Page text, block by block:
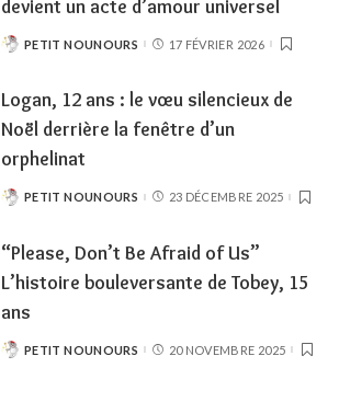
devient un acte d’amour universel
POSTEDPETIT NOUNOURS 17 FÉVRIER 2026
Logan, 12 ans : le vœu silencieux de
Noël derrière la fenêtre d’un
orphelinat
POSTEDPETIT NOUNOURS 23 DÉCEMBRE 2025
“Please, Don’t Be Afraid of Us”
L’histoire bouleversante de Tobey, 15
ans
POSTEDPETIT NOUNOURS 20 NOVEMBRE 2025